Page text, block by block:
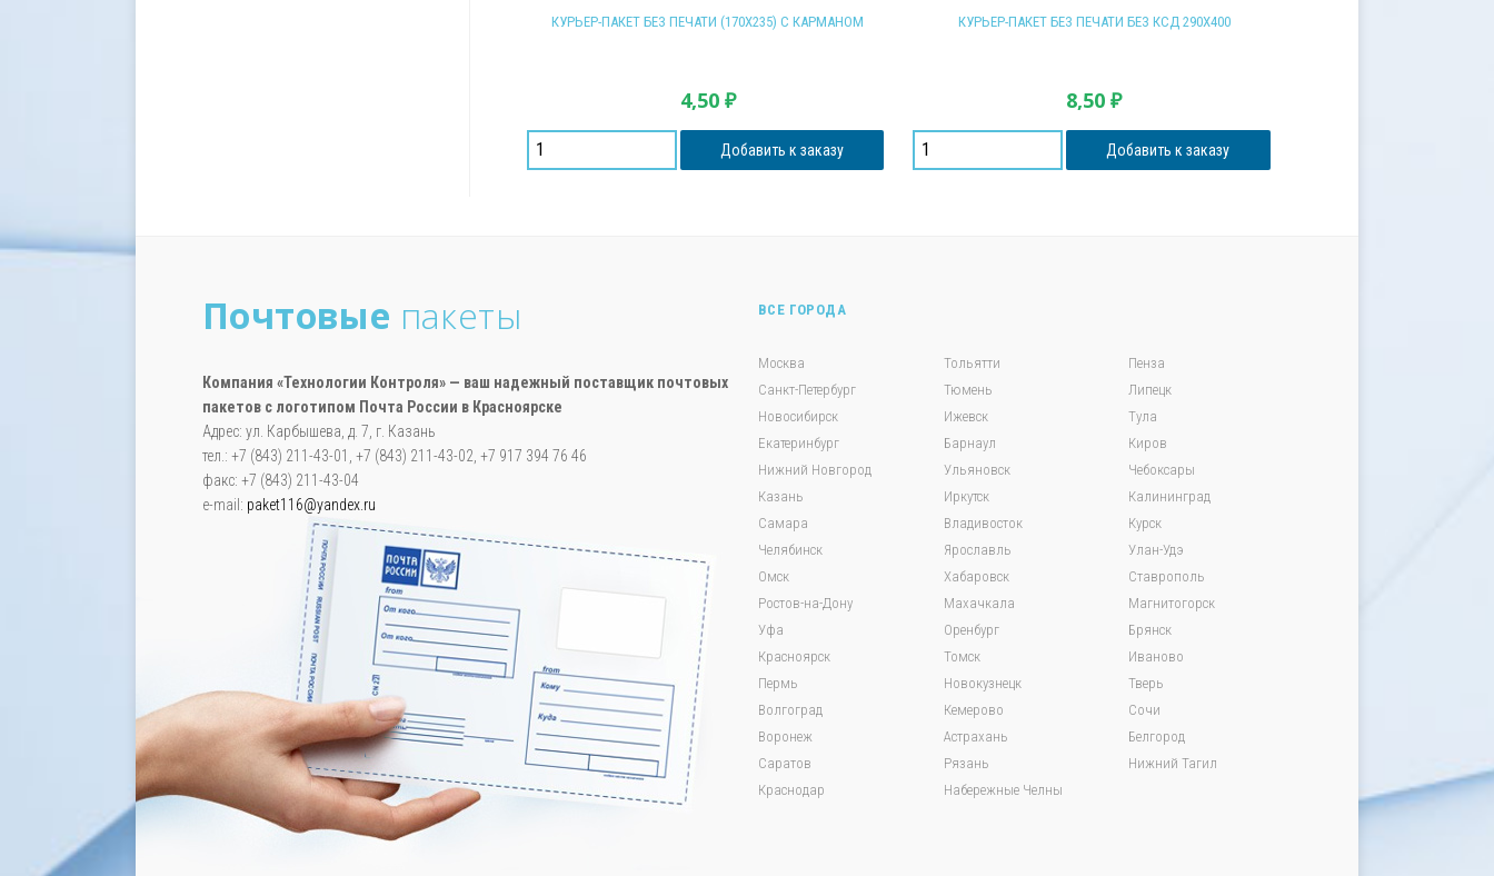
КУРЬЕР-ПАКЕТ БЕЗ ПЕЧАТИ (170Х235) С КАРМАНОМ
4,50 ₽
Добавить к заказу
КУРЬЕР-ПАКЕТ БЕЗ ПЕЧАТИ БЕЗ КСД 290Х400
8,50₽
Добавить к заказу
Почтовые пакеты
Компания «Технологии Контроля» — ваш надежный поставщик почтовых
пакетов с логотипом Почта России в Красноярске
Адрес: ул. Карбышева, д. 7, г. Казань
тел.: +7 (843) 211-43-01, +7 (843) 211-43-02, +7 917 394 76 46
факс: +7 (843) 211-43-04
e-mail: paket116@yandex.ru
ВСЕ ГОРОДА
Москва
Санкт-Петербург
Новосибирск
Екатеринбург
Нижний Новгород
Казань
Самара
Челябинск
Омск
Ростов-на-Дону
Уфа
Красноярск
Пермь
Волгоград
Воронеж
Саратов
Краснодар
Тольятти
Тюмень
Ижевск
Барнаул
Ульяновск
Иркутск
Владивосток
Ярославль
Хабаровск
Махачкала
Оренбург
Томск
Новокузнецк
Кемерово
Астрахань
Рязань
Набережные Челны
Пенза
Липецк
Тула
Киров
Чебоксары
Калининград
Курск
Улан-Удэ
Ставрополь
Магнитогорск
Брянск
Иваново
Тверь
Сочи
Белгород
Нижний Тагил